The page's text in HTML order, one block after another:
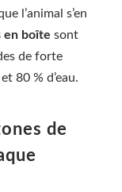
l’animal s’en
en boîte sont
de forte
80 % d’eau.
de